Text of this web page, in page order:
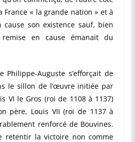
France « la grande nation » et à
son existence sauf, bien
en cause émanait du
Philippe-Auguste s’efforçait de
le sillon de l’œuvre initiée par
VI le Gros (roi de 1108 à 1137)
père, Louis VII (roi de 1137 à
renforcé de Bouvines.
retentir la victoire non comme